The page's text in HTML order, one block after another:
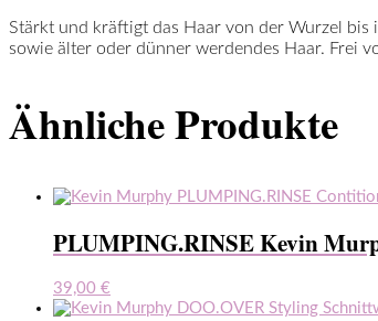
Stärkt und kräftigt das Haar von der Wurzel bis
sowie älter oder dünner werdendes Haar. Frei
Ähnliche Produkte
PLUMPING.RINSE Kevin
39,00 €